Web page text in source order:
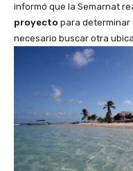
informó que la Semarnat
proyecto para determinar
necesario buscar otra